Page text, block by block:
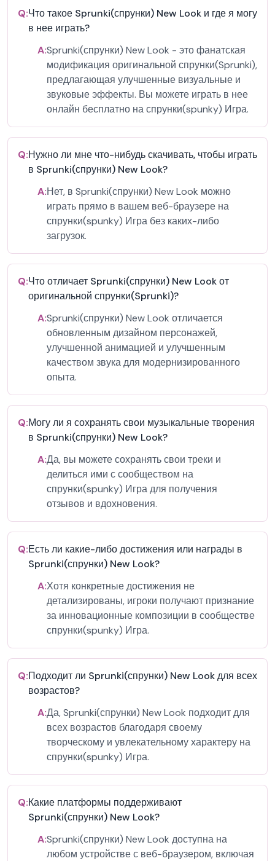
Q:Что такое Sprunki(спрунки) New Look и где я могу
в нее играть?
A:Sprunki(спрунки) New Look - это фанатская
модификация оригинальной спрунки(Sprunki),
предлагающая улучшенные визуальные и
звуковые эффекты. Вы можете играть в нее
онлайн бесплатно на спрунки(spunky) Игра.
Q:Нужно ли мне что-нибудь скачивать, чтобы играть
в Sprunki(спрунки) New Look?
A:Нет, в Sprunki(спрунки) New Look можно
играть прямо в вашем веб-браузере на
спрунки(spunky) Игра без каких-либо
загрузок.
Q:Что отличает Sprunki(спрунки) New Look от
оригинальной спрунки(Sprunki)?
A:Sprunki(спрунки) New Look отличается
обновленным дизайном персонажей,
улучшенной анимацией и улучшенным
качеством звука для модернизированного
опыта.
Q:Могу ли я сохранять свои музыкальные творения
в Sprunki(спрунки) New Look?
A:Да, вы можете сохранять свои треки и
делиться ими с сообществом на
спрунки(spunky) Игра для получения
отзывов и вдохновения.
Q:Есть ли какие-либо достижения или награды в
Sprunki(спрунки) New Look?
A:Хотя конкретные достижения не
детализированы, игроки получают признание
за инновационные композиции в сообществе
спрунки(spunky) Игра.
Q:Подходит ли Sprunki(спрунки) New Look для всех
возрастов?
A:Да, Sprunki(спрунки) New Look подходит для
всех возрастов благодаря своему
творческому и увлекательному характеру на
спрунки(spunky) Игра.
Q:Какие платформы поддерживают
Sprunki(спрунки) New Look?
A:Sprunki(спрунки) New Look доступна на
любом устройстве с веб-браузером, включая